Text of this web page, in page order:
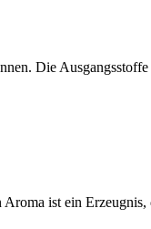
Die
ist ein Erzeugnis,